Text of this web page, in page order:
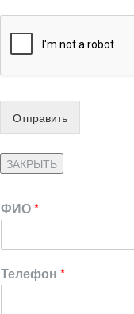
Отправить
ЗАКРЫТЬ
ФИО*
Телефон *